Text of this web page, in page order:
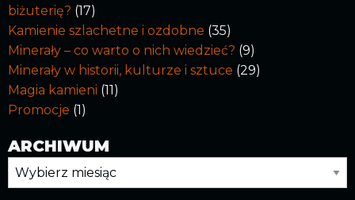
biżuterię? (17)
Kamienie szlachetne i ozdobne (35)
Minerały – co warto o nich wiedzieć? (9)
Minerały w historii, kulturze i sztuce (29)
Magia kamieni (11)
Promocje (1)
ARCHIWUM
Archiwum